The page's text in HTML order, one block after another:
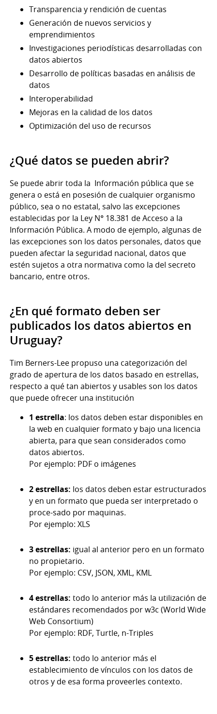
Transparencia y rendición de cuentas
Generación de nuevos servicios y
emprendimientos
Investigaciones periodísticas desarrolladas con
datos abiertos
Desarrollo de políticas basadas en análisis de
datos
Interoperabilidad
Mejoras en la calidad de los datos
Optimización del uso de recursos
¿Qué datos se pueden abrir?
Se puede abrir toda la Información pública que se
genera o está en posesión de cualquier organismo
público, sea o no estatal, salvo las excepciones
establecidas por la Ley N° 18.381 de Acceso a la
Información Pública. A modo de ejemplo, algunas de
las excepciones son los datos personales, datos que
pueden afectar la seguridad nacional, datos que
estén sujetos a otra normativa como la del secreto
bancario, entre otros.
¿En qué formato deben ser
publicados los datos abiertos en
Uruguay?
Tim Berners-Lee propuso una categorización del
grado de apertura de los datos basado en estrellas,
respecto a qué tan abiertos y usables son los datos
que puede ofrecer una institución
1 estrella: los datos deben estar disponibles en
la web en cualquier formato y bajo una licencia
abierta, para que sean considerados como
datos abiertos.
Por ejemplo: PDF o imágenes
2 estrellas: los datos deben estar estructurados
y en un formato que pueda ser interpretado o
proce-sado por maquinas.
Por ejemplo: XLS
3 estrellas: igual al anterior pero en un formato
no propietario.
Por ejemplo: CSV, JSON, XML, KML
4 estrellas: todo lo anterior más la utilización de
estándares recomendados por w3c (World Wide
Web Consortium)
Por ejemplo: RDF, Turtle, n-Triples
5 estrellas: todo lo anterior más el
establecimiento de vínculos con los datos de
otros y de esa forma proveerles contexto.